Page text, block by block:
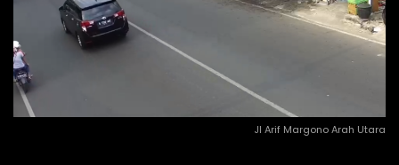
Jl Arif Margono Arah Utara